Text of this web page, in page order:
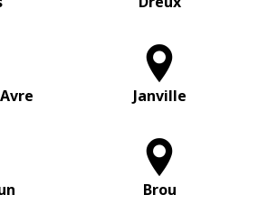
Janville
Brou